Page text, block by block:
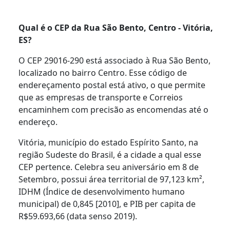
Qual é o CEP da Rua São Bento, Centro - Vitória,
ES?
O CEP 29016-290 está associado à Rua São Bento,
localizado no bairro Centro. Esse código de
endereçamento postal está ativo, o que permite
que as empresas de transporte e Correios
encaminhem com precisão as encomendas até o
endereço.
Vitória, município do estado Espírito Santo, na
região Sudeste do Brasil, é a cidade a qual esse
CEP pertence. Celebra seu aniversário em 8 de
Setembro, possui área territorial de 97,123 km²,
IDHM (Índice de desenvolvimento humano
municipal) de 0,845 [2010], e PIB per capita de
R$59.693,66 (data senso 2019).